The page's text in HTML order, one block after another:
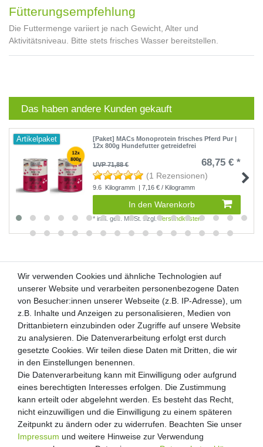
Fütterungsempfehlung
Die Futtermenge variiert je nach Gewicht, Alter und
Aktivitätsniveau. Bitte stets frisches Wasser bereitstellen.
Das haben andere Kunden gekauft
Artikelpaket
[Paket] MACs Monoprotein frisches Pferd Pur |
12x 800g Hundefutter getreidefrei
UVP 71,88 € 68,75 € *
(1 Rezensionen)
9.6 Kilogramm | 7,16 € / Kilogramm
In den Warenkorb
*inkl. ges. MwSt. zzgl. Versandkosten
Kunden-Anfragen: info@zooheld.de
Über uns
Zahlung und Versand
Retouren
Zooheld Blog
Widerrufsrecht
Vertrag widerrufen
Geschäftsbedingungen
Wir verwenden Cookies und ähnliche Technologien auf
unserer Website und verarbeiten personenbezogene Daten
von Besucher:innen unserer Webseite (z.B. IP-Adresse), um
z.B. Inhalte und Anzeigen zu personalisieren, Medien von
Drittanbietern einzubinden oder Zugriffe auf unsere Website
zu analysieren. Die Datenverarbeitung erfolgt erst durch
gesetzte Cookies. Wir teilen diese Daten mit Dritten, die wir
in den Einstellungen benennen.
Die Datenverarbeitung kann mit Einwilligung oder aufgrund
eines berechtigten Interesses erfolgen. Die Zustimmung
kann erteilt oder abgelehnt werden. Es besteht das Recht,
nicht einzuwilligen und die Einwilligung zu einem späteren
Zeitpunkt zu ändern oder zu widerrufen. Beachten Sie unser
Impressum und weitere Hinweise zur Verwendung
Wir verwenden Cookies und ähnliche Technologien auf
unserer Website und verarbeiten personenbezogene Daten
von Besucher:innen unserer Webseite (z.B. IP-Adresse), um
z.B. Inhalte und Anzeigen zu personalisieren, Medien von
Drittanbietern einzubinden oder Zugriffe auf unsere Website
zu analysieren. Die Datenverarbeitung erfolgt erst durch
gesetzte Cookies. Wir teilen diese Daten mit Dritten, die wir
in den Einstellungen benennen.
Die Datenverarbeitung kann mit Einwilligung oder aufgrund
eines berechtigten Interesses erfolgen. Die Zustimmung
kann erteilt oder abgelehnt werden. Es besteht das Recht,
nicht einzuwilligen und die Einwilligung zu einem späteren
Zeitpunkt zu ändern oder zu widerrufen. Beachten Sie unser
Impressum und weitere Hinweise zur Verwendung